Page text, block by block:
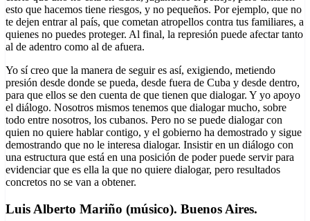
esto que hacemos tiene riesgos, y no pequeños. Por ejemplo, que no
te dejen entrar al país, que cometan atropellos contra tus familiares, a
quienes no puedes proteger. Al final, la represión puede afectar tanto
al de adentro como al de afuera.
Yo sí creo que la manera de seguir es así, exigiendo, metiendo
presión desde donde se pueda, desde fuera de Cuba y desde dentro,
para que ellos se den cuenta de que tienen que dialogar. Y yo apoyo
el diálogo. Nosotros mismos tenemos que dialogar mucho, sobre
todo entre nosotros, los cubanos. Pero no se puede dialogar con
quien no quiere hablar contigo, y el gobierno ha demostrado y sigue
demostrando que no le interesa dialogar. Insistir en un diálogo con
una estructura que está en una posición de poder puede servir para
evidenciar que es ella la que no quiere dialogar, pero resultados
concretos no se van a obtener.
Luis Alberto Mariño (músico). Buenos Aires.